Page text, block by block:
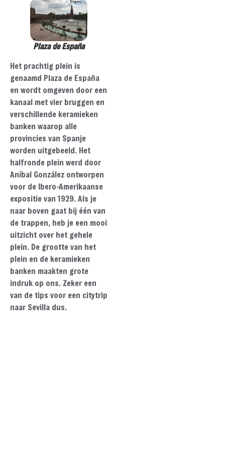
Plaza de España
Het prachtig plein is
genaamd Plaza de España
en wordt omgeven door een
kanaal met vier bruggen en
verschillende keramieken
banken waarop alle
provincies van Spanje
worden uitgebeeld. Het
halfronde plein werd door
Aníbal González ontworpen
voor de Ibero-Amerikaanse
expositie van 1929. Als je
naar boven gaat bij één van
de trappen, heb je een mooi
uitzicht over het gehele
plein. De grootte van het
plein en de keramieken
banken maakten grote
indruk op ons. Zeker een
van de tips voor een citytrip
naar Sevilla dus.